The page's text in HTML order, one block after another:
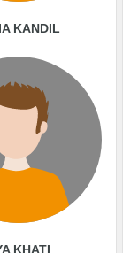
KANDIL
KHATI